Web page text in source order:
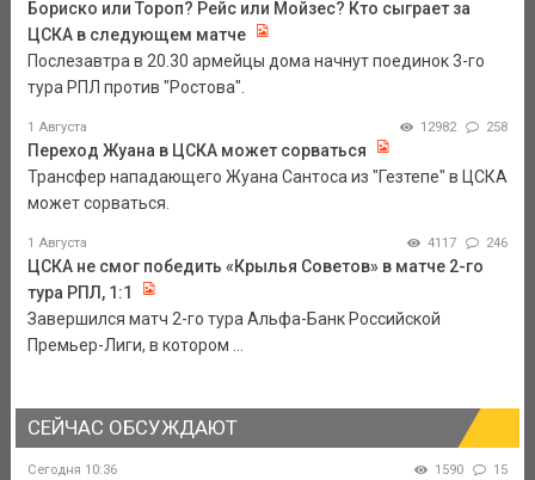
Бориско или Тороп? Рейс или Мойзес? Кто сыграет за
ЦСКА в следующем матче
Послезавтра в 20.30 армейцы дома начнут поединок 3-го
тура РПЛ против "Ростова".
1 Августа 12982 258
Переход Жуана в ЦСКА может сорваться
Трансфер нападающего Жуана Сантоса из "Гезтепе" в ЦСКА
может сорваться.
1 Августа 4117 246
ЦСКА не смог победить «Крылья Советов» в матче 2-го
тура РПЛ, 1:1
Завершился матч 2-го тура Альфа-Банк Российской
Премьер-Лиги, в котором ...
СЕЙЧАС ОБСУЖДАЮТ
Сегодня 10:36 1590 15